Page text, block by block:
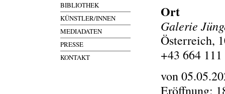
BIBLIOTHEK
KÜNSTLER/INNEN
MEDIADATEN
PRESSE
KONTAKT
Ort
Galerie
Österreich,
+43 664
von
Eröffnung: